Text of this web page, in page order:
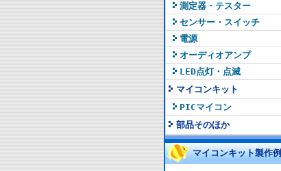
測定器・テスター
センサー・スイッチ
電源
オーディオアンプ
LED点灯・点滅
マイコンキット
PICマイコン
部品そのほか
マイコンキット製作例